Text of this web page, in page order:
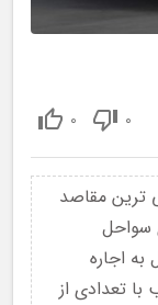
0
0
ترین مقاصد
سواحل
اجاره
با تعدادی از